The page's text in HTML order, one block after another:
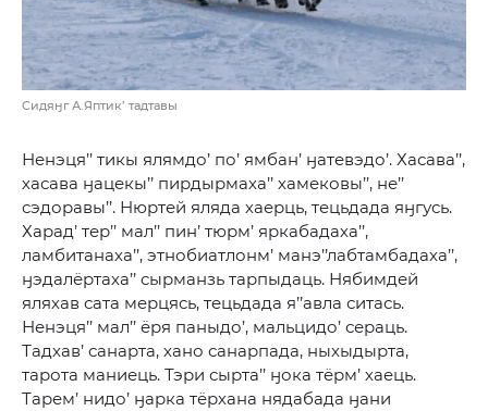
Сидяӈг А.Яптик’ тадтавы
Ненэця’’ тикы ялямдо’ по’ ямбан’ ӈатевэдо’. Хасава’’,
хасава ӈацекы’’ пирдырмаха’’ хамековы’’, не’’
сэдоравы’’. Нюртей яляда хаерць, тецьдада яӈгусь.
Харад’ тер’’ мал’’ пин’ тюрм’ яркабадаха’’,
ламбитанаха’’, этнобиатлонм’ манэ’’лабтамбадаха’’,
ӈэдалёртаха’’ сырманзь тарпыдаць. Нябимдей
яляхав сата мерцясь, тецьдада я’’авла ситась.
Ненэця’’ мал’’ ёря паныдо’, мальцидо’ сераць.
Тадхав’ санарта, хано санарпада, ныхыдырта,
тарота маниець. Тэри сырта’’ ӈока тёрм’ хаець.
Тарем’ нидо’ ӈарка тёрхана нядабада ӈани